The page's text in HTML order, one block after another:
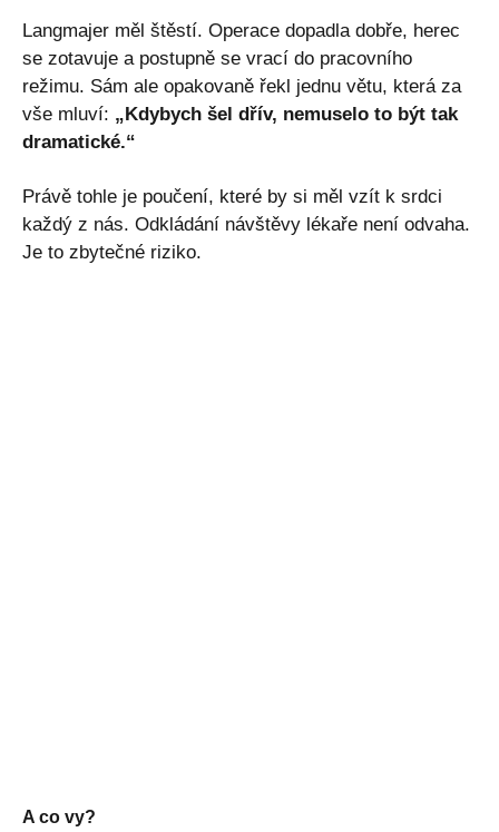
Langmajer měl štěstí. Operace dopadla dobře, herec
se zotavuje a postupně se vrací do pracovního
režimu. Sám ale opakovaně řekl jednu větu, která za
vše mluví: „Kdybych šel dřív, nemuselo to být tak
dramatické.“
Právě tohle je poučení, které by si měl vzít k srdci
každý z nás. Odkládání návštěvy lékaře není odvaha.
Je to zbytečné riziko.
A co vy?